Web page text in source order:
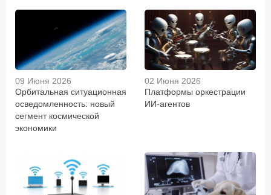
09 Июня 2026
Орбитальная ситуационная
осведомленность: новый
сегмент космической
экономики
02 Июня 2026
Платформы оркестрации
ИИ-агентов